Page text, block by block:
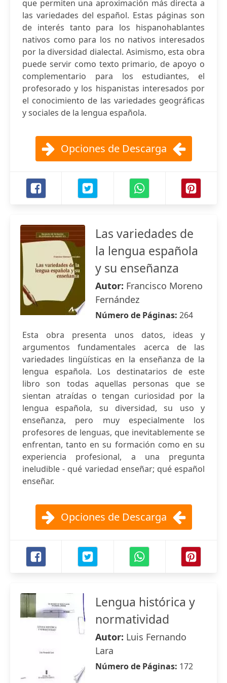
que permiten una aproximación más directa a
las variedades del español. Estas páginas son
de interés tanto para los hispanohablantes
nativos como para los no nativos interesados
por la diversidad dialectal. Asimismo, esta obra
puede servir como texto primario, de apoyo o
complementario para los estudiantes, el
profesorado y los hispanistas interesados por
el conocimiento de las variedades geográficas
y sociales de la lengua española.
Opciones de Descarga
Las variedades de
la lengua española
y su enseñanza
Autor: Francisco Moreno
Fernández
Número de Páginas: 264
Esta obra presenta unos datos, ideas y
argumentos fundamentales acerca de las
variedades lingüísticas en la enseñanza de la
lengua española. Los destinatarios de este
libro son todas aquellas personas que se
sientan atraídas o tengan curiosidad por la
lengua española, su diversidad, su uso y
enseñanza, pero muy especialmente los
profesores de lenguas, que inevitablemente se
enfrentan, tanto en su formación como en su
experiencia profesional, a una pregunta
ineludible - qué variedad enseñar; qué español
enseñar.
Opciones de Descarga
Lengua histórica y
normatividad
Autor: Luis Fernando
Lara
Número de Páginas: 172